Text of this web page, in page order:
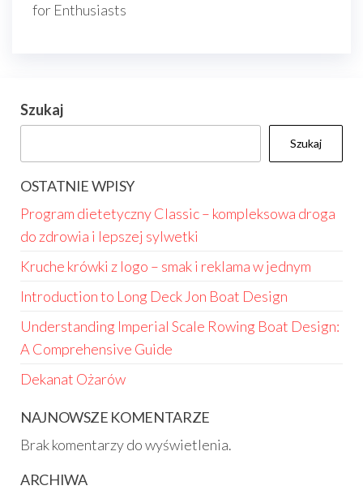
for Enthusiasts
Szukaj
Szukaj
OSTATNIE WPISY
Program dietetyczny Classic – kompleksowa droga
do zdrowia i lepszej sylwetki
Kruche krówki z logo – smak i reklama w jednym
Introduction to Long Deck Jon Boat Design
Understanding Imperial Scale Rowing Boat Design:
A Comprehensive Guide
Dekanat Ożarów
NAJNOWSZE KOMENTARZE
Brak komentarzy do wyświetlenia.
ARCHIWA